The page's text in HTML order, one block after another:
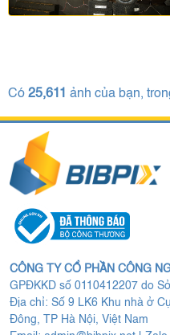
Có 25,611 ảnh của bạn,
CÔNG TY CỔ PHẦN CÔNG
GPĐKKD số 0110412207 do
Địa chỉ: Số 9 LK6 Khu nhà ở
Đông, TP Hà Nội, Việt Nam